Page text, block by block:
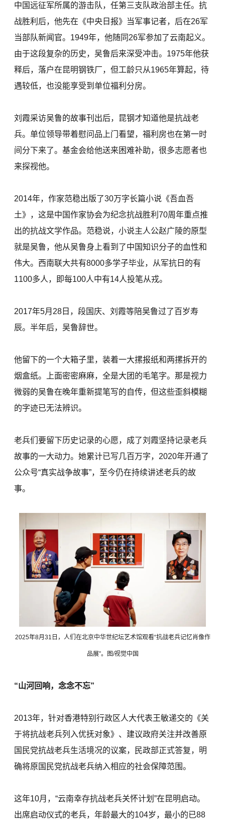
中国远征军所属的游击队，任第三支队政治部主任。抗
战胜利后，他先在《中央日报》当军事记者，后在26军
当部队新闻官。1949年，他随同26军参加了云南起义。
由于这段复杂的历史，吴鲁后来深受冲击。1975年他获
释后，落户在昆明钢铁厂，但工龄只从1965年算起，待
遇较低，也没能享受到单位福利分房。
刘霞采访吴鲁的故事刊出后，昆钢才知道他是抗战老
兵。单位领导带着慰问品上门看望，福利房也在第一时
间分下来了。基金会给他送来困难补助，很多志愿者也
来探视他。
2014年，作家范稳出版了30万字长篇小说《吾血吾
土》，这是中国作家协会为纪念抗战胜利70周年重点推
出的抗战文学作品。范稳说，小说主人公赵广陵的原型
就是吴鲁，他从吴鲁身上看到了中国知识分子的血性和
伟大。西南联大共有8000多学子毕业，从军抗日的有
1100多人，即每100人中有14人投笔从戎。
2017年5月28日，段国庆、刘霞等陪吴鲁过了百岁寿
辰。半年后，吴鲁辞世。
他留下的一个大箱子里，装着一大摞报纸和两摞拆开的
烟盒纸。上面密密麻麻，全是大团的毛笔字。那是视力
微弱的吴鲁在晚年重新提笔写的自传，但这些歪斜模糊
的字迹已无法辨识。
老兵们要留下历史记录的心愿，成了刘霞坚持记录老兵
故事的一大动力。她累计已写几百万字，2020年开通了
公众号“真实战争故事”，至今仍在持续讲述老兵的故
事。
2025年8月31日，人们在北京中华世纪坛艺术馆观看“抗战老兵记忆肖像作
品展”。图/视觉中国
“山河回响，念念不忘”
2013年，针对香港特别行政区人大代表王敏递交的《关
于将抗战老兵列入优抚对象》、建议政府关注并改善原
国民党抗战老兵生活境况的议案，民政部正式答复，明
确将原国民党抗战老兵纳入相应的社会保障范围。
这年10月，“云南幸存抗战老兵关怀计划”在昆明启动。
出席启动仪式的老兵，年龄最大的104岁，最小的已88